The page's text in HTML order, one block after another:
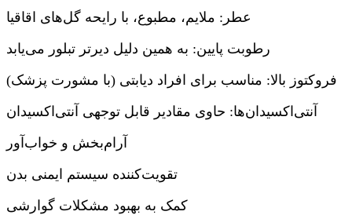
عطر: ملایم، مطبوع، با رایحه گل‌های اقاقیا
رطوبت پایین: به همین دلیل دیرتر تبلور می‌یابد
فروکتوز بالا: مناسب برای افراد دیابتی (با مشورت پزشک)
آنتی‌اکسیدان‌ها: حاوی مقادیر قابل توجهی آنتی‌اکسیدان
آرام‌بخش و خواب‌آور
تقویت‌کننده سیستم ایمنی بدن
کمک به بهبود مشکلات گوارشی